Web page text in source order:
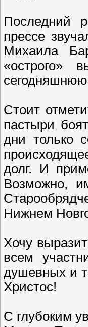
Последний
прессе
Михаила
«острого»
Стоит
пастыри
дни только
долг. И
Возможно,
Нижнем
Хочу
всем
душевных и
Христос!
С глубоким